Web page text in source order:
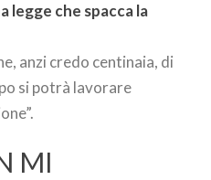
che spacca la
anzi credo centinaia, di
si potrà lavorare
MI